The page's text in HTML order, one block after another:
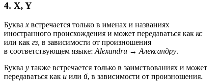
4. X, Y
Буква x встречается только в именах и названиях
иностранного происхождения и может передаваться как кс
или как гз, в зависимости от произношения
в соответствующем языке: Alexandru → Александру.
Буква y также встречается только в заимствованиях и может
передаваться как и или й, в зависимости от произношения.